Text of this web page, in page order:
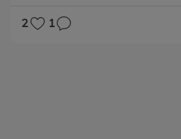
SIN GLUTEN
2 1